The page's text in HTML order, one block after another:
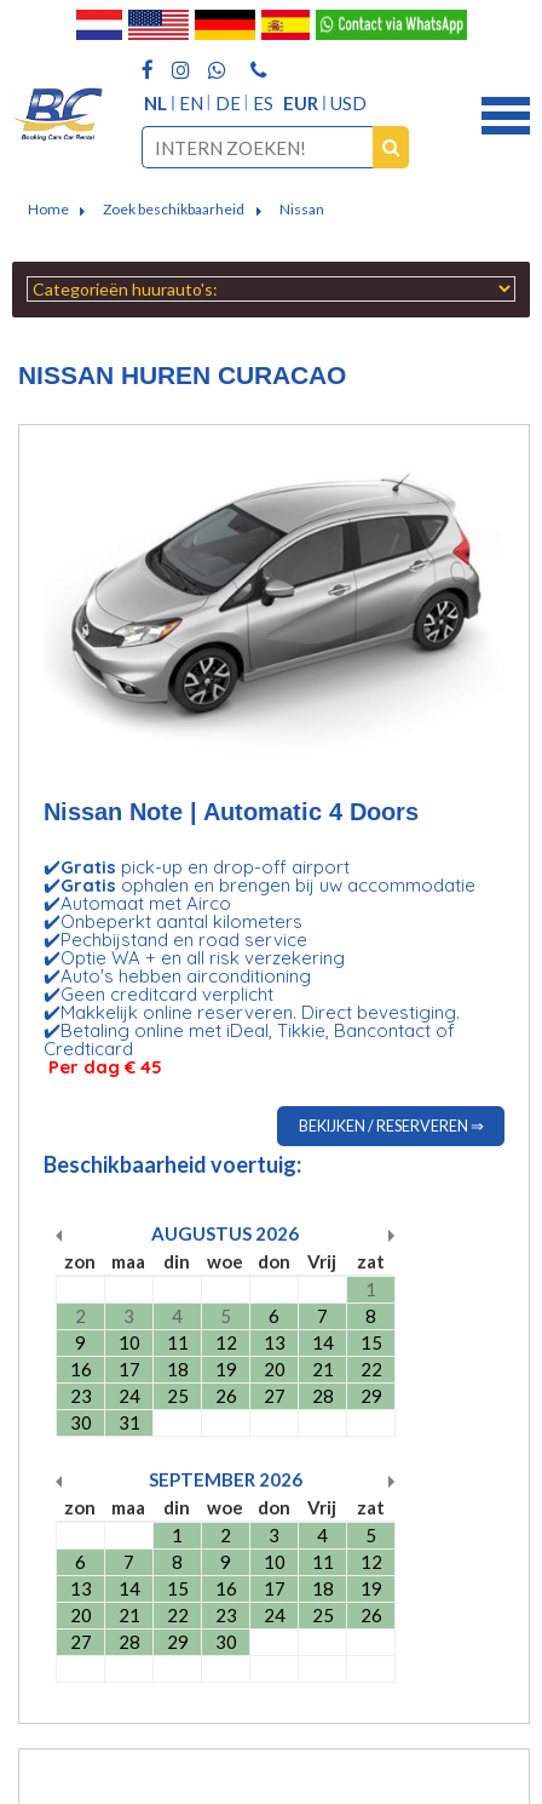
NL EN DE ES EUR USD
Home Zoek beschikbaarheid Nissan
NISSAN HUREN CURACAO
Nissan Note | Automatic 4 Doors
✔️Gratis pick-up en drop-off airport
✔️Gratis ophalen en brengen bij uw accommodatie
✔️Automaat met Airco
✔️Onbeperkt aantal kilometers
✔️Pechbijstand en road service
✔️Optie WA + en all risk verzekering
✔️Auto's hebben airconditioning
✔️Geen creditcard verplicht
✔️Makkelijk online reserveren. Direct bevestiging.
✔️Betaling online met iDeal, Tikkie, Bancontact of
Credticard
Per dag € 45
BEKIJKEN / RESERVEREN ⇒
Beschikbaarheid voertuig:
AUGUSTUS 2026
zon
maa din woe don Vrij
zat
1
2
3 4 5 6 7
8
9
10 11 12 13 14
15
16
17 18 19 20 21
22
23
24 25 26 27 28
29
30
31
SEPTEMBER 2026
zon
maa din woe don Vrij
zat
1
2 3 4
5
6
7 8 9 10 11
12
13
14 15 16 17 18
19
20
21 22 23 24 25
26
27
28 29 30